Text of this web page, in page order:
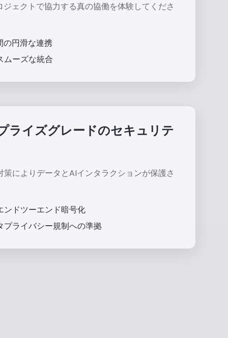
ェクトで協力する真の協働を体験してくださ
の円滑な連携
ムーズな統合
ライズグレードのセキュリテ
によりデータとAIインタラクションが保護さ
ンドツーエンド暗号化
プライバシー規制への準拠